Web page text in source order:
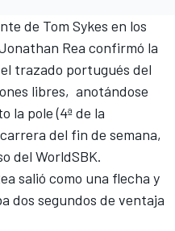
de Tom Sykes en los
Rea confirmó la
trazado portugués del
libres, anotándose
la pole (4ª de la
del fin de semana,
del WorldSBK.
salió como una flecha y
dos segundos de ventaja